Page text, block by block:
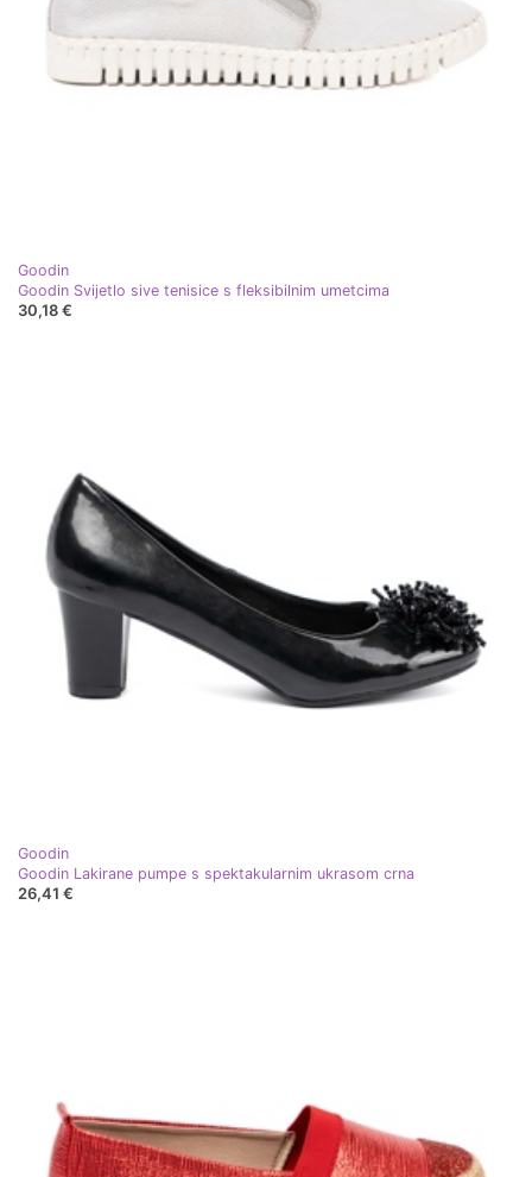
Goodin
Goodin Svijetlo sive tenisice s fleksibilnim umetcima
30,18 €
Goodin
Goodin Lakirane pumpe s spektakularnim ukrasom crna
26,41 €